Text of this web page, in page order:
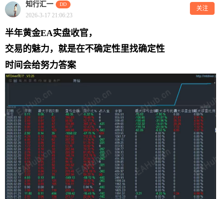
知行汇一 DD
2026-3-17 21:06:23
关注
半年黄金EA实盘收官，
交易的魅力，就是在不确定性里找确定性
时间会给努力答案